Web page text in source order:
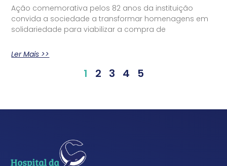
Ação comemorativa pelos 82 anos da instituição
convida a sociedade a transformar homenagens em
solidariedade para viabilizar a compra de
Ler Mais >>
1 2 3 4 5